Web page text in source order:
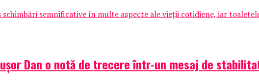
semnificative în multe aspecte ale vieții cotidiene, iar
Dan o notă de trecere într-un mesaj de